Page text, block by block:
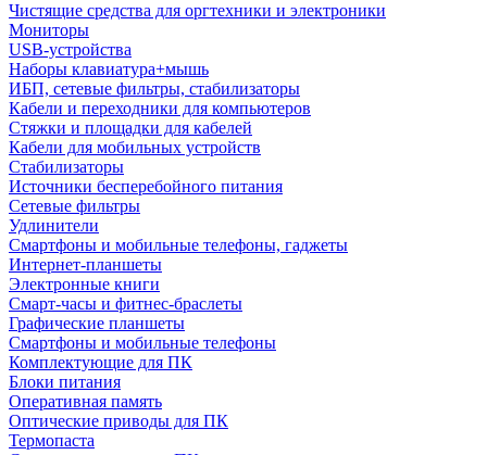
Чистящие средства для оргтехники и электроники
Мониторы
USB-устройства
Наборы клавиатура+мышь
ИБП, сетевые фильтры, стабилизаторы
Кабели и переходники для компьютеров
Стяжки и площадки для кабелей
Кабели для мобильных устройств
Стабилизаторы
Источники бесперебойного питания
Сетевые фильтры
Удлинители
Смартфоны и мобильные телефоны, гаджеты
Интернет-планшеты
Электронные книги
Смарт-часы и фитнес-браслеты
Графические планшеты
Смартфоны и мобильные телефоны
Комплектующие для ПК
Блоки питания
Оперативная память
Оптические приводы для ПК
Термопаста